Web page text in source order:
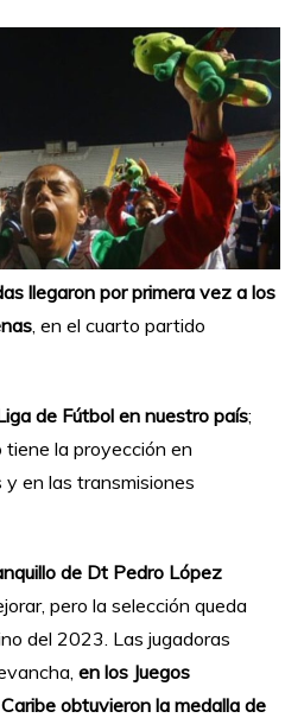
llegaron por primera vez a los
, en el cuarto partido
de Fútbol en nuestro país;
la proyección en
en las transmisiones
de Dt Pedro López
pero la selección queda
del 2023. Las jugadoras
en los Juegos
obtuvieron la medalla de